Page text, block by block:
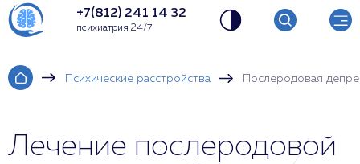
+7(812) 241 14 32
психиатрия 24/7
Психические расстройства Послеродовая
Лечение послеродовой